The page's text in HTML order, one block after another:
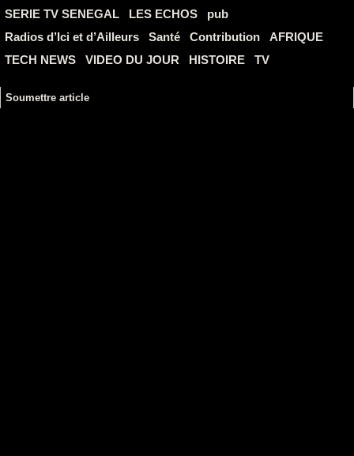
SERIE TV SENEGAL
LES ECHOS
pub
Radios d’Ici et d’Ailleurs
Santé Contribution
AFRIQUE
TECH NEWS
VIDEO DU JOUR HISTOIRE TV
Soumettre article